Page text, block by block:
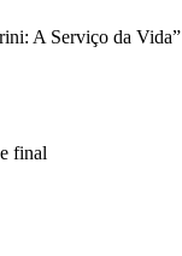
A Serviço da Vida”
final